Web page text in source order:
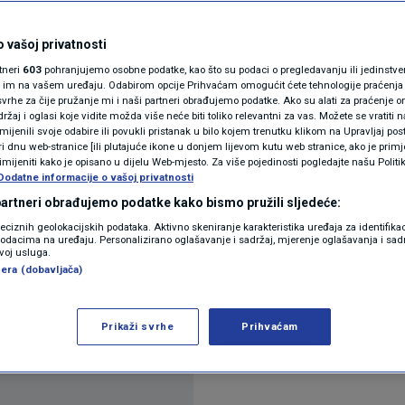
N1(DIS)INFO
FOTO
VIDEO
komentara
u prsima. Disanje postaje pliće, misli se
Živimo u svijetu gdje je stres postao naš
dok ne počne ozbiljno narušavati naše
vašoj privatnosti
603 pohranjujemo osobne podatke, kao što su podaci o pregledavanju ili
na vašem uređaju. Odabirom opcije Prihvaćam omogućit ćete tehnologije praćenja
za čije pružanje mi i naši partneri obrađujemo podatke. Ako su alati za praćenje
i oglasi koje vidite možda više neće biti toliko relevantni za vas. Možete se vratiti
svoje odabire ili povukli pristanak u bilo kojem trenutku klikom na Upravljaj
dnu web-stranice [ili plutajuće ikone u donjem lijevom kutu web stranice, ako je
kako je opisano u dijelu Web-mjesto. Za više pojedinosti pogledajte našu
informacije o vašoj privatnosti
obrađujemo podatke kako bismo pružili sljedeće:
geolokacijskih podataka. Aktivno skeniranje karakteristika uređaja za
na uređaju. Personalizirano oglašavanje i sadržaj, mjerenje oglašavanja i
usluga.
(dobavljača)
Prikaži svrhe Prihvaćam